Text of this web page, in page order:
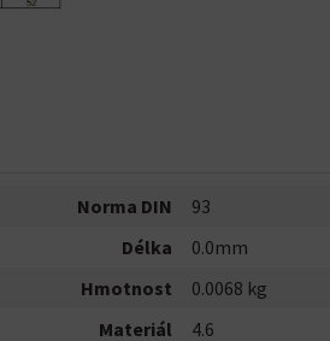
Norma DIN
93
Délka
0.0mm
Hmotnost
0.0068 kg
Materiál
4.6